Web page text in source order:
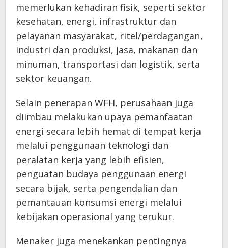
memerlukan kehadiran fisik, seperti sektor
kesehatan, energi, infrastruktur dan
pelayanan masyarakat, ritel/perdagangan,
industri dan produksi, jasa, makanan dan
minuman, transportasi dan logistik, serta
sektor keuangan.
Selain penerapan WFH, perusahaan juga
diimbau melakukan upaya pemanfaatan
energi secara lebih hemat di tempat kerja
melalui penggunaan teknologi dan
peralatan kerja yang lebih efisien,
penguatan budaya penggunaan energi
secara bijak, serta pengendalian dan
pemantauan konsumsi energi melalui
kebijakan operasional yang terukur.
Menaker juga menekankan pentingnya